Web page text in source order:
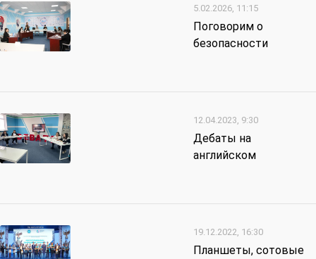
5.02.2026, 11:15
Поговорим о
безопасности
12.04.2023, 9:30
Дебаты на
английском
19.12.2022, 16:30
Планшеты, сотовые